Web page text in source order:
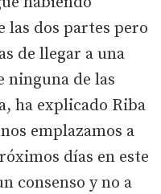
las dos partes pero
de llegar a una
ninguna de las
ha explicado Riba
emplazamos a
días en este
consenso y no a